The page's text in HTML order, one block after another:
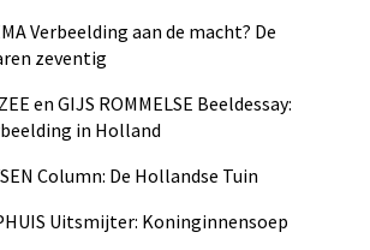
Verbeelding aan de macht? De
zeventig
en GIJS ROMMELSE Beeldessay:
in Holland
Column: De Hollandse Tuin
Uitsmijter: Koninginnensoep